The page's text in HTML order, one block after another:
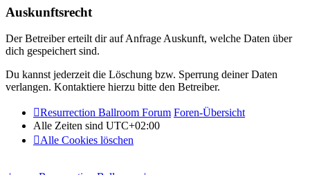
Auskunftsrecht
Der Betreiber erteilt dir auf Anfrage Auskunft, welche Daten über
dich gespeichert sind.
Du kannst jederzeit die Löschung bzw. Sperrung deiner Daten
verlangen. Kontaktiere hierzu bitte den Betreiber.
Resurrection Ballroom Forum Foren-Übersicht
Alle Zeiten sind UTC+02:00
Alle Cookies löschen